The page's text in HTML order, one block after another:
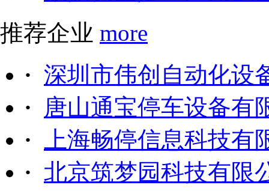
推荐企业 more
· 深圳市伟创自动化设
·
唐山通宝停车设备有
·
上海畅停信息科技有
· 北京筑梦园科技有限